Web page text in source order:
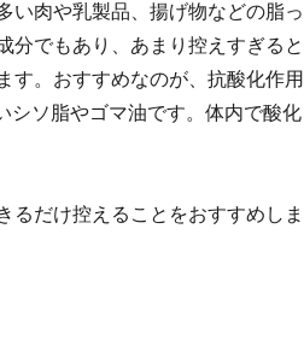
い肉や乳製品、揚げ物などの脂っ
分でもあり、あまり控えすぎると
す。おすすめなのが、抗酸化作用
シソ脂やゴマ油です。体内で酸化
るだけ控えることをおすすめしま